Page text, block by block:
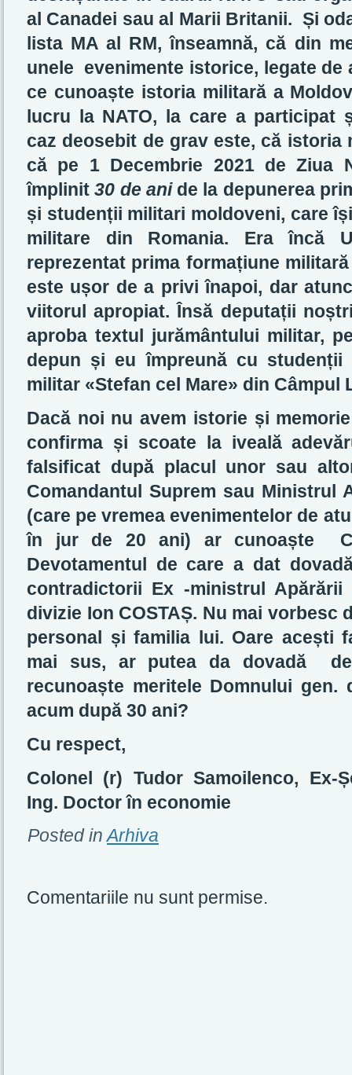
al Canadei sau al Marii Britanii. Și
lista MA al RM, înseamnă, că din
unele evenimente istorice, legate de
ce cunoaște istoria militară a
lucru la NATO, la care a participat
caz deosebit de grav este, că
că pe 1 Decembrie 2021 de Ziua
împlinit30 de anide la depunerea
și studenții militari moldoveni, care
militare din Romania. Era încă
reprezentat prima formațiune
este ușor de a privi înapoi, dar
viitorul apropiat. Însă deputații
aproba textul jurământului militar,
depun și eu împreună cu
militar «Stefan cel Mare» din
Dacă noi nu avem istorie și
confirma și scoate la iveală
falsificat după placul unor sau
Comandantul Suprem sau Ministrul
(care pe vremea evenimentelor de
în jur de 20 ani) ar cunoaște
Devotamentul de care a dat
contradictorii Ex -ministrul
divizie Ion COSTAȘ. Nu mai vorbesc
personal și familia lui. Oare acești
mai sus, ar putea da dovadă
recunoaște meritele Domnului gen.
acum după 30 ani?
Cu respect,
Colonel (r) Tudor Samoilenco,
Ing. Doctor în economie
Posted in Arhiva
Comentariile nu sunt permise.